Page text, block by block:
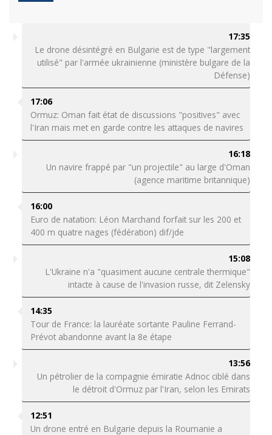
17:35
Le drone désintégré en Bulgarie est de type "largement
utilisé" par l'armée ukrainienne (ministère bulgare de la
Défense)
17:06
Ormuz: Oman fait état de discussions "positives" avec
l'Iran mais met en garde contre les attaques de navires
16:18
Un navire frappé par "un projectile" au large d'Oman
(agence maritime britannique)
16:00
Euro de natation: Léon Marchand forfait sur les 200 et
400 m quatre nages (fédération) dif/jde
15:08
L'Ukraine n'a "quasiment aucune centrale thermique"
intacte à cause de l'invasion russe, dit Zelensky
14:35
Tour de France: la lauréate sortante Pauline Ferrand-
Prévot abandonne avant la 8e étape
13:56
Un pétrolier de la compagnie émiratie Adnoc ciblé dans
le détroit d'Ormuz par l'Iran, selon les Emirats
12:51
Un drone entré en Bulgarie depuis la Roumanie a